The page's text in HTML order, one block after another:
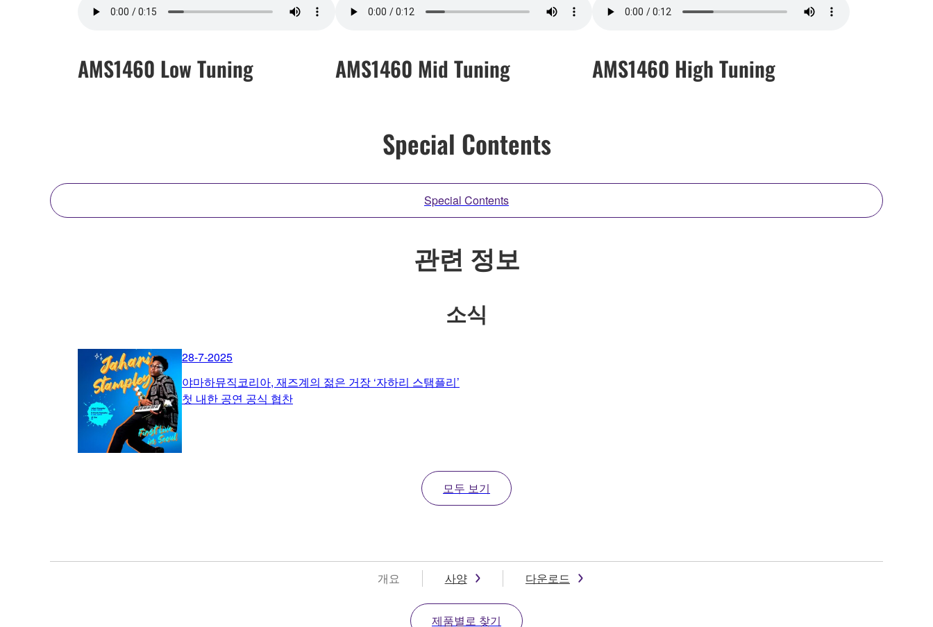
AMS1460 Low Tuning AMS1460 Mid Tuning AMS1460 High Tuning
Special Contents
Special Contents
관련 정보
소식
28-7-2025
야마하뮤직코리아, 재즈계의 젊은 거장 ‘자하리 스탬플리’
첫 내한 공연 공식 협찬
모두 보기
개요 사양 다운로드
제품별로 찾기